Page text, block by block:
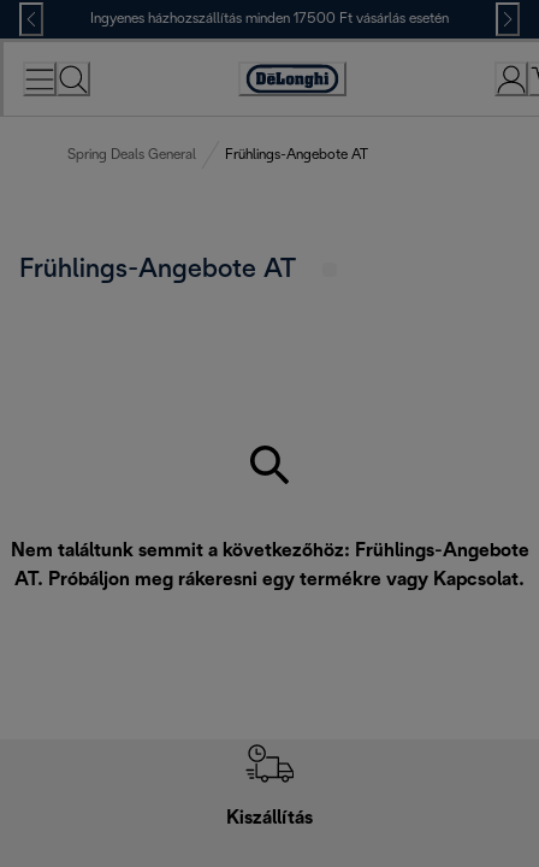
Skip
to
Content
Ingyenes házhozszállítás minden 17500 Ft vásárlás esetén
Accessibility
Spring Deals General Frühlings-Angebote AT
Frühlings-Angebote AT
Nem találtunk semmit a következőhöz: Frühlings-Angebote
AT. Próbáljon meg rákeresni egy termékre vagy Kapcsolat.
Kiszállítás